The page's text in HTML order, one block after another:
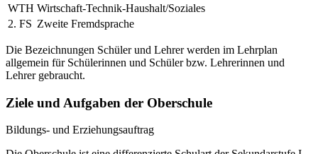
WTH Wirtschaft-Technik-Haushalt/Soziales
2. FS Zweite Fremdsprache
Die Bezeichnungen Schüler und Lehrer werden im Lehrplan
allgemein für Schülerinnen und Schüler bzw. Lehrerinnen und
Lehrer gebraucht.
Ziele und Aufgaben der Oberschule
Bildungs- und Erziehungsauftrag